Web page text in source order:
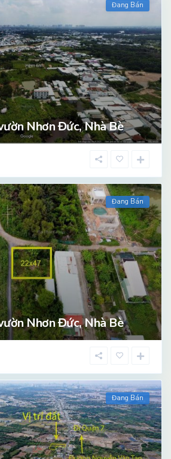
Đang Bán
Nhơn Đức, Nhà Bè
Đang Bán
Nhơn Đức, Nhà Bè
Đang Bán